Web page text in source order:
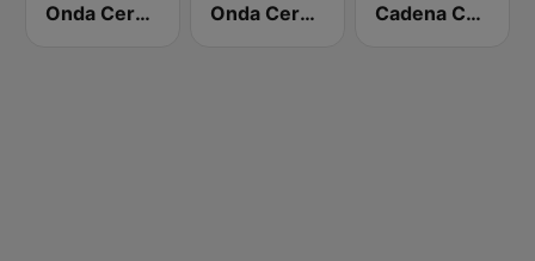
Onda Cero Madrid Onda Cero Valencia Cadena COPE Madrid